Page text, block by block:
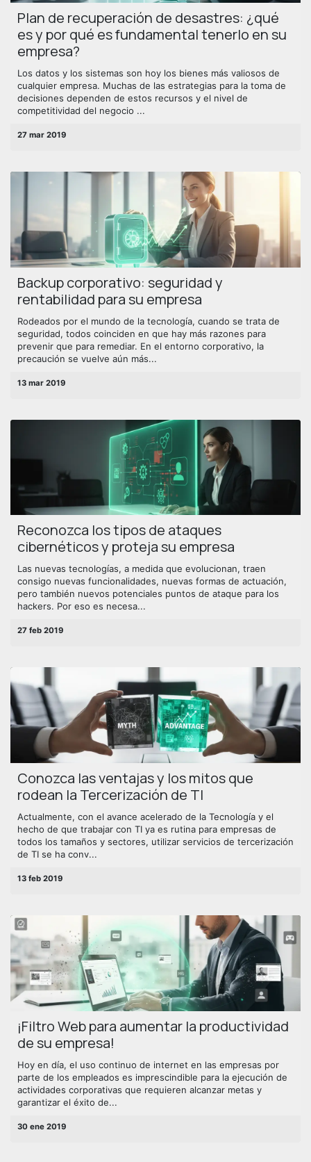
Plan de recuperación de desastres: ¿qué
es y por qué es fundamental tenerlo en su
empresa?
Los datos y los sistemas son hoy los bienes más valiosos de
cualquier empresa. Muchas de las estrategias para la toma de
decisiones dependen de estos recursos y el nivel de
competitividad del negocio ...
27 mar 2019
Backup corporativo: seguridad y
rentabilidad para su empresa
Rodeados por el mundo de la tecnología, cuando se trata de
seguridad, todos coinciden en que hay más razones para
prevenir que para remediar. En el entorno corporativo, la
precaución se vuelve aún más...
13 mar 2019
Reconozca los tipos de ataques
cibernéticos y proteja su empresa
Las nuevas tecnologías, a medida que evolucionan, traen
consigo nuevas funcionalidades, nuevas formas de actuación,
pero también nuevos potenciales puntos de ataque para los
hackers. Por eso es necesa...
27 feb 2019
Conozca las ventajas y los mitos que
rodean la Tercerización de TI
Actualmente, con el avance acelerado de la Tecnología y el
hecho de que trabajar con TI ya es rutina para empresas de
todos los tamaños y sectores, utilizar servicios de tercerización
de TI se ha conv...
13 feb 2019
¡Filtro Web para aumentar la productividad
de su empresa!
Hoy en día, el uso continuo de internet en las empresas por
parte de los empleados es imprescindible para la ejecución de
actividades corporativas que requieren alcanzar metas y
garantizar el éxito de...
30 ene 2019